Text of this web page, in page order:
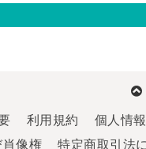
利用規約
個人情
像権
特定商取引法